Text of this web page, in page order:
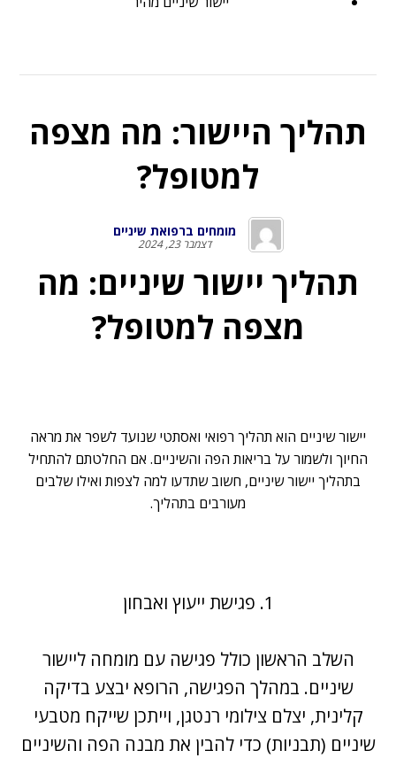
תהליך היישור: מה מצפה
למטופל?
מומחים ברפואת שיניים
דצמבר 23, 2024
תהליך יישור שיניים: מה
מצפה למטופל?
יישור שיניים הוא תהליך רפואי ואסתטי שנועד לשפר את מראה
החיוך ולשמור על בריאות הפה והשיניים. אם החלטתם להתחיל
בתהליך יישור שיניים, חשוב שתדעו למה לצפות ואילו שלבים
מעורבים בתהליך.
1. פגישת ייעוץ ואבחון
השלב הראשון כולל פגישה עם מומחה ליישור
שיניים. במהלך הפגישה, הרופא יבצע בדיקה
קלינית, יצלם צילומי רנטגן, וייתכן שייקח מטבעי
שיניים (תבניות) כדי להבין את מבנה הפה והשיניים